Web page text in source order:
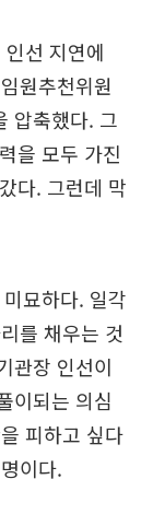
인선 지연에
원추천위원
압축했다. 그
을 모두 가진
다. 그런데 막
묘하다. 일각
를 채우는 것
관장 인선이
이되는 의심
피하고 싶다
이다.